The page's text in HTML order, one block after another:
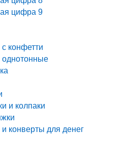
цифра 9
конфетти
и колпаки
конверты для денег